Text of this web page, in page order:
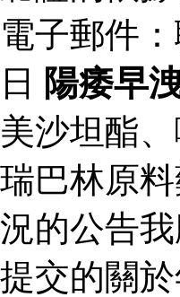
電子郵件
日 陽痿早
美沙坦酯
瑞巴林原
況的公告
提交的關